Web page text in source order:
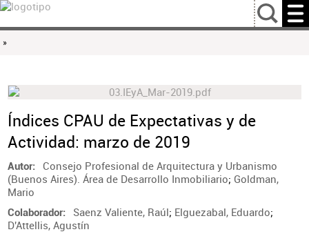
…
»
Índices CPAU de Expectativas y de
Actividad: marzo de 2019
Autor
Consejo Profesional de Arquitectura y Urbanismo
(Buenos Aires). Área de Desarrollo Inmobiliario; Goldman,
Mario
Colaborador Saenz Valiente, Raúl; Elguezabal, Eduardo;
D'Attellis, Agustín